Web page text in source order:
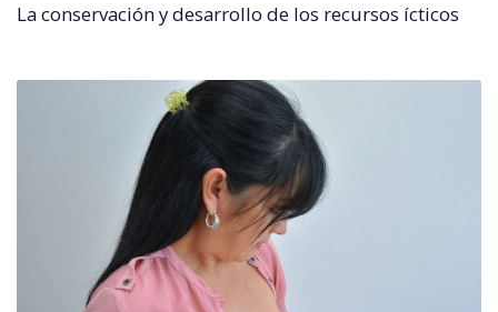
La conservación y desarrollo de los recursos ícticos